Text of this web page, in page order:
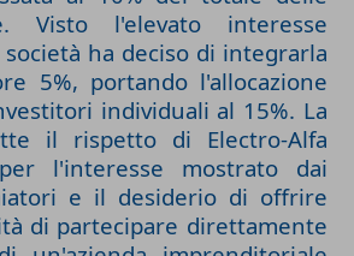
Visto l'elevato interesse
ha deciso di integrarla
5%, portando l'allocazione
individuali al 15%. La
il rispetto di Electro-Alfa
l'interesse mostrato dai
e il desiderio di offrire
di partecipare direttamente